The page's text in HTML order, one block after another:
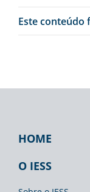
Este conteúdo
Footer
IESS
HOME
O IESS
Footer
Biblioteca
Footer
Espaço